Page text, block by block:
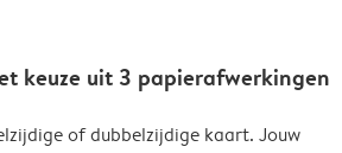
keuze uit 3 papierafwerkingen
of dubbelzijdige kaart. Jouw